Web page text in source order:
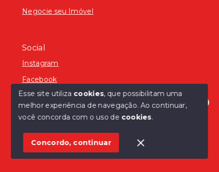
Olá! Estamos disponíveis para te ajudar.
Negocie seu Imóvel
Social
Instagram
Facebook
© Copyright 2026 - Ilvo Gabriel Ioris CRECI: 22267 -
SITE PARA IMOBILIARIA
Esse site utiliza cookies, que possibilitam uma
melhor experiência de navegação.Ao continuar,
você concorda com o uso de cookies.
Concordo, continuar